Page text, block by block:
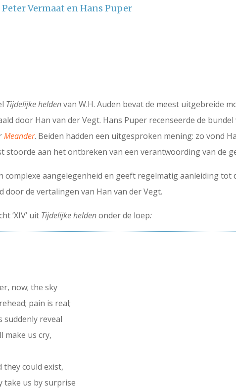
Vermaat en Hans Puper
Tijdelijke heldenvan W.H. Auden bevat de meest uitgebreide
door Han van der Vegt. Hans Puper recenseerde de
Meander. Beiden hadden een uitgesproken mening: zo vond
stoorde aan het ontbreken van een verantwoording van de
complexe aangelegenheid en geeft regelmatig aanleiding tot
door de vertalingen van Han van der Vegt.
‘XIV’ uit Tijdelijke heldenonder de loep:
now; the sky
pain is real;
reveal
make us cry,
they could exist,
take us by surprise